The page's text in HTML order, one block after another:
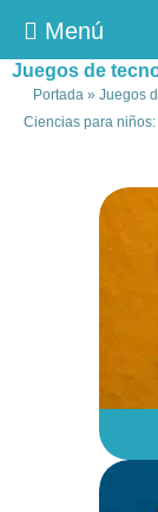
Menú
Juegos de
Portada» Juegos
Ciencias para